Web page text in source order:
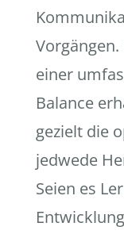
einer
Balance
gezielt die
jedwede
Seien es